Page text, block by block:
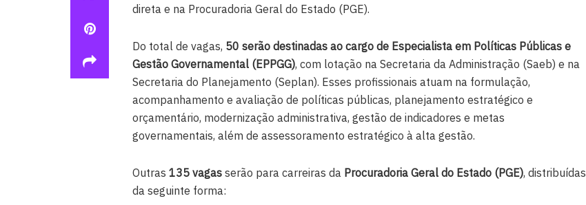
direta e na Procuradoria Geral do Estado (PGE).
Do total de vagas, 50 serão destinadas ao cargo de Especialista em Políticas Públicas e
Gestão Governamental (EPPGG), com lotação na Secretaria da Administração (Saeb) e na
Secretaria do Planejamento (Seplan). Esses profissionais atuam na formulação,
acompanhamento e avaliação de políticas públicas, planejamento estratégico e
orçamentário, modernização administrativa, gestão de indicadores e metas
governamentais, além de assessoramento estratégico à alta gestão.
Outras 135 vagas serão para carreiras da Procuradoria Geral do Estado (PGE), distribuídas
da seguinte forma: